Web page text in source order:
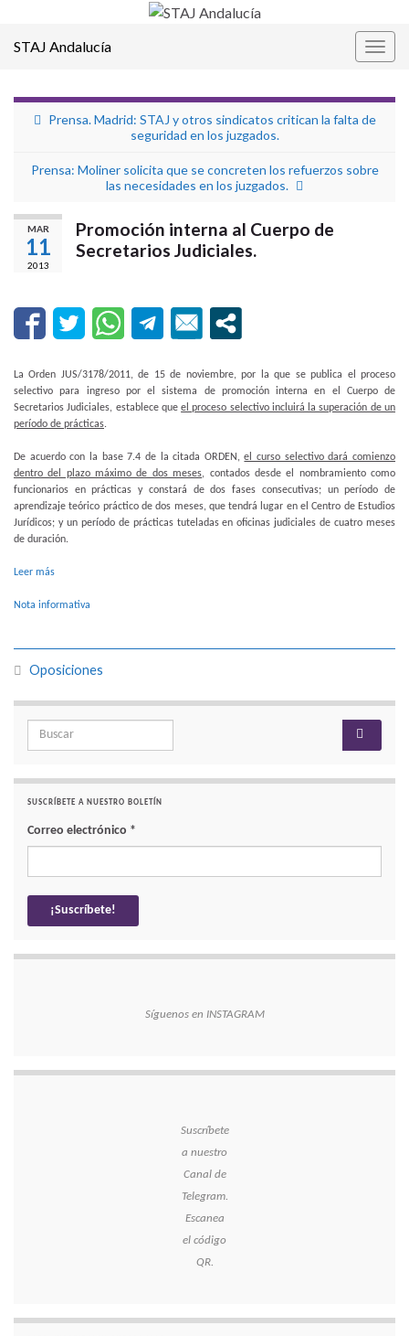
STAJ Andalucía
Prensa. Madrid: STAJ y otros sindicatos critican la falta de
seguridad en los juzgados.
Prensa: Moliner solicita que se concreten los refuerzos sobre
las necesidades en los juzgados.
MAR
11
2013
Promoción interna al Cuerpo de
Secretarios Judiciales.
La Orden JUS/3178/2011, de 15 de noviembre, por la que se publica el proceso
selectivo para ingreso por el sistema de promoción interna en el Cuerpo de
Secretarios Judiciales, establece queel proceso selectivo incluirá la superación de un
período de prácticas.
De acuerdo con la base 7.4 de la citada ORDEN,el curso selectivo dará comienzo
dentro del plazo máximo de dos meses, contados desde el nombramiento como
funcionarios en prácticas y constará de dos fases consecutivas; un período de
aprendizaje teórico práctico de dos meses, que tendrá lugar en el Centro de Estudios
Jurídicos; y un período de prácticas tuteladas en oficinas judiciales de cuatro meses
de duración.
Leer más
Nota informativa
Oposiciones
Search for:
SUSCRÍBETE A NUESTRO BOLETÍN
Correo electrónico *
Síguenos en INSTAGRAM
Suscríbete
a nuestro
Canal de
Telegram.
Escanea
el código
QR.